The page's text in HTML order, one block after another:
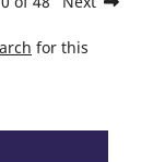
for this